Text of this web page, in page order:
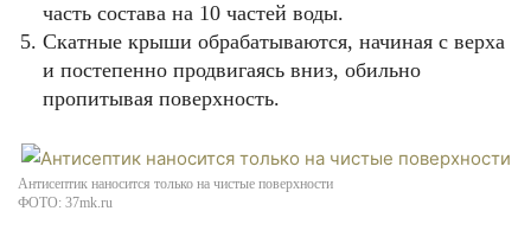
часть состава на 10 частей воды.
Скатные крыши обрабатываются, начиная с верха
и постепенно продвигаясь вниз, обильно
пропитывая поверхность.
Антисептик наносится только на чистые поверхности
ФОТО: 37mk.ru